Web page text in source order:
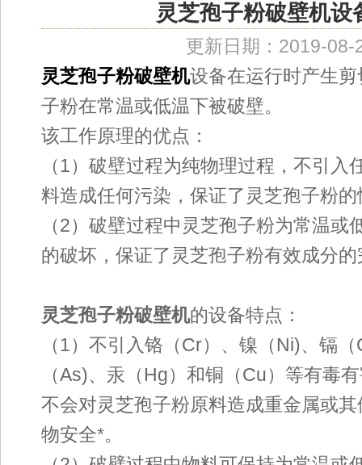
灵芝孢子粉破壁机
更新日期：2019-08-
灵芝孢子粉破壁机设备在运行时产生
子粉在常温或低温下被破壁。
该工作原理的优点：
（1）破壁过程为纯物理过程，不引
料造成任何污染，保证了灵芝孢子粉的
（2）破壁过程中灵芝孢子粉为常温
的破坏，保证了灵芝孢子粉有效成分
灵芝孢子粉破壁机的设备特点：
（1）不引入铬（Cr）、镍（Ni)、镉
（As)、汞（Hg）和铜（Cu）等有毒
不会对灵芝孢子粉原料造成重金属或
物安全*。